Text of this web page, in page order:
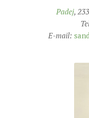
KÖZPONTI
DÉLI ESPERESSÉG
ARCHÍV
PÜSPÖKI
Padej,
E-mail: